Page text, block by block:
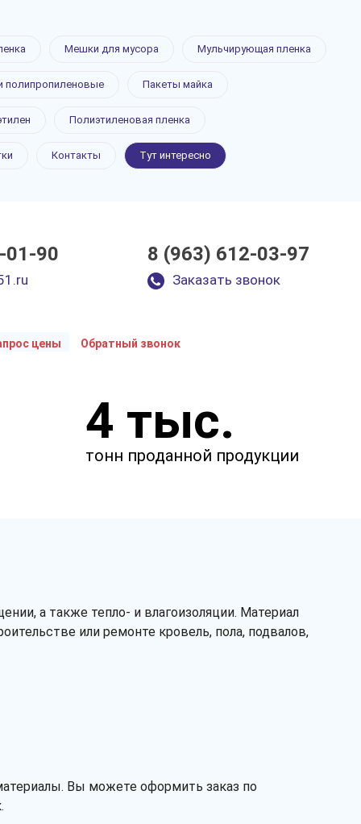
Мешки для мусора Мульчирующая пленка
полипропиленовые Пакеты майка
Полиэтиленовая пленка
Контакты Тут интересно
01-90 8 (963) 612-03-97
Заказать звонок
цены Обратный звонок
Укажите параметры
Чтобы мы смогли рассчитать
стоимость товаров.
4 тыс.
тонн проданной продукции
а также тепло- и влагоизоляции. Материал
или ремонте кровель, пола, подвалов,
Вы можете оформить заказ по